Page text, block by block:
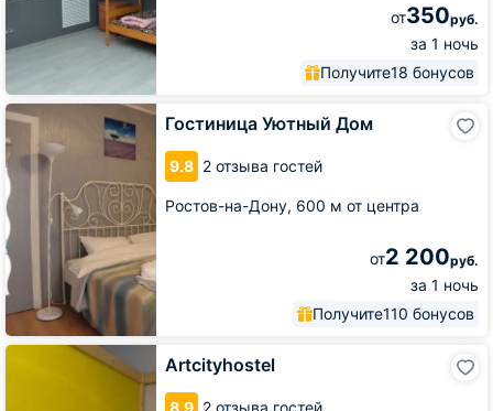
от350руб.
за 1 ночь
Получите18 бонусов
Гостиница Уютный Дом
9.8 2 отзыва гостей
Ростов-на-Дону, 600 м от центра
от2 200руб.
за 1 ночь
Получите110 бонусов
Гостиница
Дом
Artcityhostel
8.9 2 отзыва гостей
Artcityhostel